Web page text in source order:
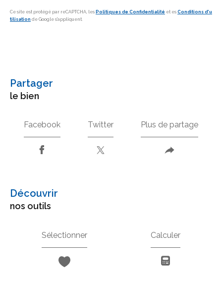
Ce site est protégé par reCAPTCHA, les Politiques de Confidentialité et es Conditions d'u
tilisation de Google s'appliquent.
partager
le bien
Facebook Twitter Plus de partage
découvrir
nos outils
Sélectionner Calculer